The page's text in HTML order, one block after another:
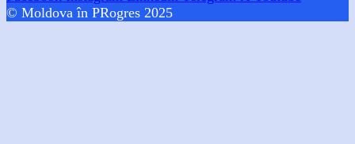
© Moldova în PRogres 2025